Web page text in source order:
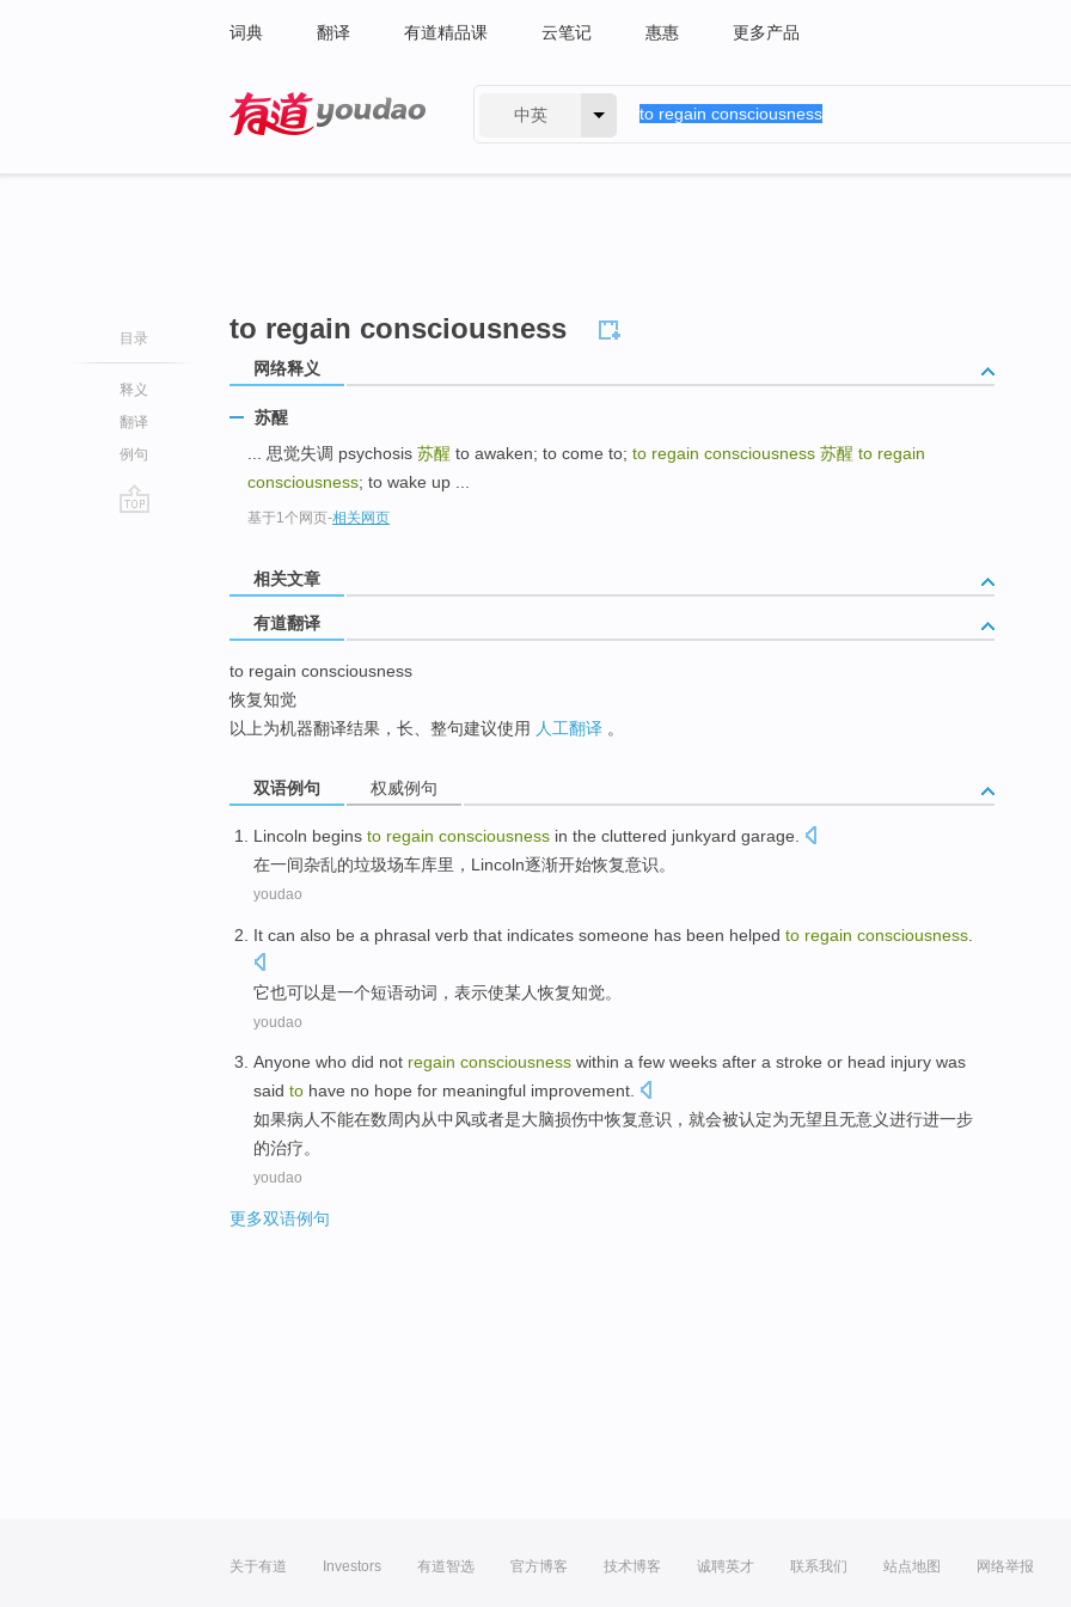
词典 翻译 有道精品课 云笔记 惠惠 更多产品
中英
目录
释义
翻译
例句
to regain consciousness
网络释义
苏醒
... 思觉失调 psychosis 苏醒 to awaken; to come to; to regain consciousness 苏醒 to regain
consciousness; to wake up ...
基于1个网页-相关网页
相关文章
有道翻译
to regain consciousness
恢复知觉
以上为机器翻译结果，长、整句建议使用 人工翻译 。
双语例句 权威例句
Lincoln begins to regain consciousness in the cluttered junkyard garage
在一间杂乱的垃圾场车库里， Lincoln逐渐开始恢复意识。
youdao
It can also be a phrasal verb that indicates someone has been helped to regain consciousness
它也可以是一个短语动词 ， 表示使某人恢复知觉。
youdao
Anyone who did not regain consciousness within a few weeks after a stroke or head injury was
said to have no hope for meaningful improvement.
如果病人不能在数周内从中风或者是大脑损伤中恢复意识 ，就会被认定为无望 且无意义进行进一步
的治疗。
youdao
更多双语例句
关于有道 Investors 有道智选 官方博客 技术博客 诚聘英才 联系我们 站点地图 网络举报